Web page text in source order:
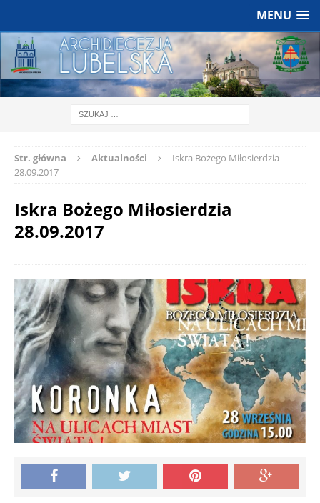
MENU
Str. główna Aktualności
Iskra Bożego Miłosierdzia
28.09.2017
Iskra Bożego Miłosierdzia
28.09.2017